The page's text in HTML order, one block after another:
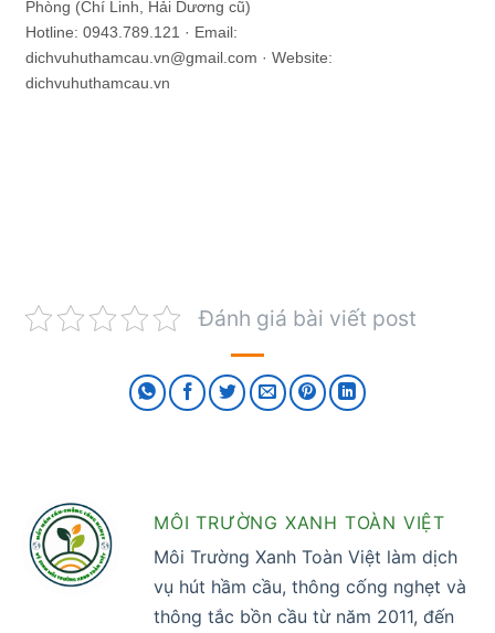
Phòng (Chí Linh, Hải Dương cũ)
Hotline: 0943.789.121 · Email:
dichvuhuthamcau.vn@gmail.com · Website:
dichvuhuthamcau.vn
Đánh giá bài viết post
MÔI TRƯỜNG XANH TOÀN VIỆT
Môi Trường Xanh Toàn Việt làm dịch
vụ hút hầm cầu, thông cống nghẹt và
thông tắc bồn cầu từ năm 2011, đến